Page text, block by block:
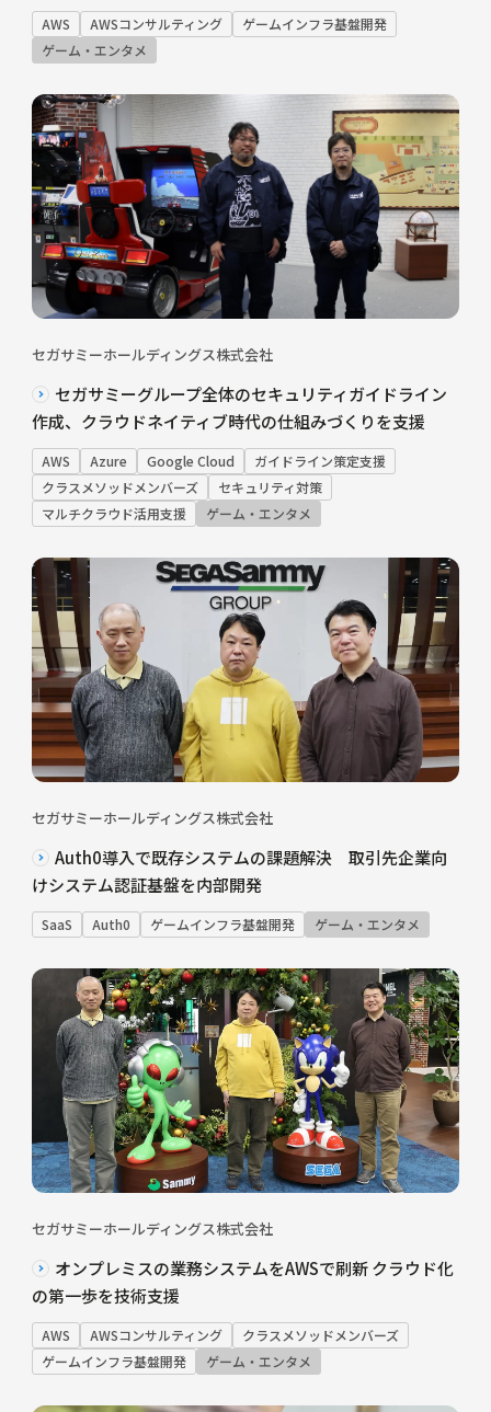
AWS AWSコンサルティング
ゲームインフラ基盤開発
ゲーム・エンタメ
セガサミーホールディングス株式会社
セガサミーグループ全体のセキュリティガイドライン
作成、クラウドネイティブ時代の仕組みづくりを支援
AWS Azure Google Cloud
ガイドライン策定支援
クラスメソッドメンバーズ
セキュリティ対策
マルチクラウド活用支援
ゲーム・エンタメ
セガサミーホールディングス株式会社
Auth0導入で既存システムの課題解決 取引先企業向
けシステム認証基盤を内部開発
SaaS Auth0 ゲームインフラ基盤開発 ゲーム・エンタメ
セガサミーホールディングス株式会社
オンプレミスの業務システムをAWSで刷新 クラウド化
の第一歩を技術支援
AWS AWSコンサルティング
クラスメソッドメンバーズ
ゲームインフラ基盤開発
ゲーム・エンタメ